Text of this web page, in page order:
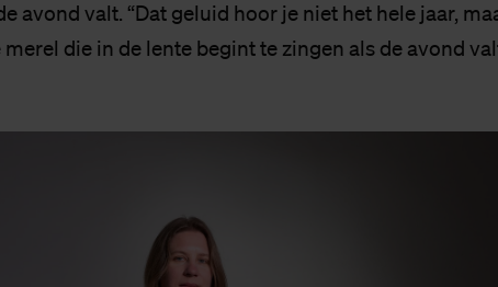
avond valt. “Dat geluid hoor je niet het hele jaar,
die in de lente begint te zingen als de avond